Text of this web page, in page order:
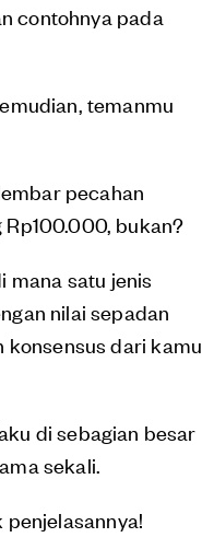
contohnya pada
temanmu
pecahan
bukan?
mana satu jenis
nilai sepadan
konsensus dari kamu
di sebagian besar
sekali.
penjelasannya!